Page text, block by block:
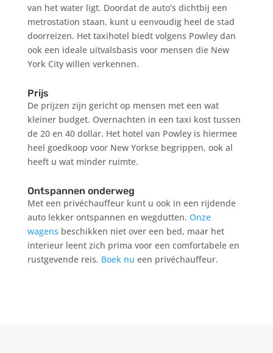
van het water ligt. Doordat de auto’s dichtbij een
metrostation staan, kunt u eenvoudig heel de stad
doorreizen. Het taxihotel biedt volgens Powley dan
ook een ideale uitvalsbasis voor mensen die New
York City willen verkennen.
Prijs
De prijzen zijn gericht op mensen met een wat
kleiner budget. Overnachten in een taxi kost tussen
de 20 en 40 dollar. Het hotel van Powley is hiermee
heel goedkoop voor New Yorkse begrippen, ook al
heeft u wat minder ruimte.
Ontspannen onderweg
Met een privéchauffeur kunt u ook in een rijdende
auto lekker ontspannen en wegdutten. Onze
wagens beschikken niet over een bed, maar het
interieur leent zich prima voor een comfortabele en
rustgevende reis. Boek nu een privéchauffeur.